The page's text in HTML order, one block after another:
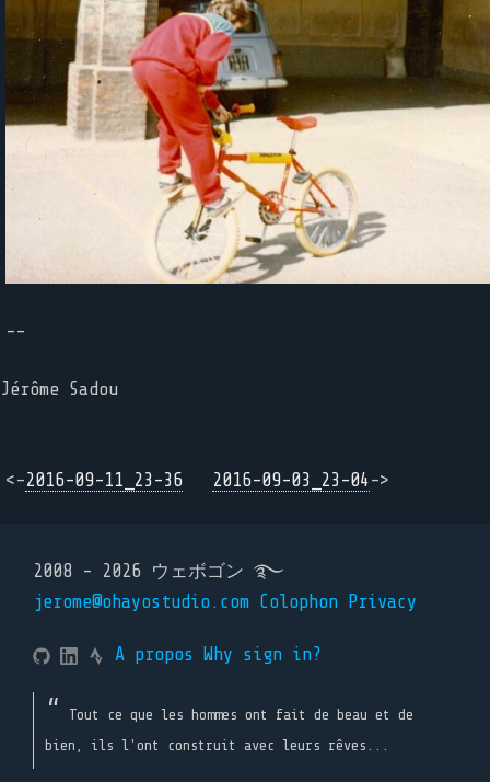
--
Jérôme Sadou
<-2016-09-11_23-36 2016-09-03_23-04->
2008 - 2026 ウェボゴン ࿐
jerome@ohayostudio.com Colophon Privacy
A propos Why sign in?
Tout ce que les hommes ont fait de beau et de
bien, ils l'ont construit avec leurs rêves...